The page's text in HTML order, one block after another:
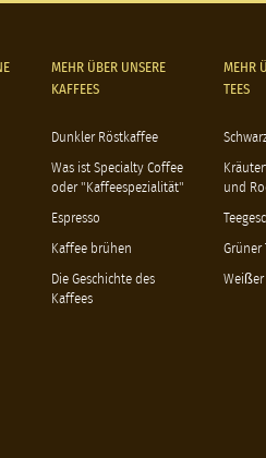
MEHR ÜBER UNSERE
KAFFEES
Dunkler Röstkaffee
Was ist Specialty Coffee
oder "Kaffeespezialität"
Espresso
Kaffee brühen
Die Geschichte des
Kaffees
MEHR
TEES
und
Grüner
Weißer